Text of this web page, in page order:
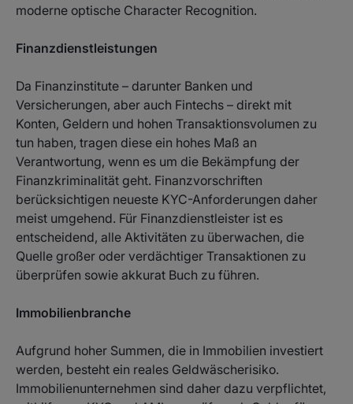
moderne optische Character Recognition.
Finanzdienstleistungen
Da Finanzinstitute – darunter Banken und
Versicherungen, aber auch Fintechs – direkt mit
Konten, Geldern und hohen Transaktionsvolumen zu
tun haben, tragen diese ein hohes Maß an
Verantwortung, wenn es um die Bekämpfung der
Finanzkriminalität geht. Finanzvorschriften
berücksichtigen neueste KYC-Anforderungen daher
meist umgehend. Für Finanzdienstleister ist es
entscheidend, alle Aktivitäten zu überwachen, die
Quelle großer oder verdächtiger Transaktionen zu
überprüfen sowie akkurat Buch zu führen.
Immobilienbranche
Aufgrund hoher Summen, die in Immobilien investiert
werden, besteht ein reales Geldwäscherisiko.
Immobilienunternehmen sind daher dazu verpflichtet,